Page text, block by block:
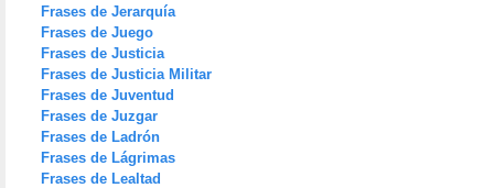
Frases de Jerarquía
Frases de Juego
Frases de Justicia
Frases de Justicia Militar
Frases de Juventud
Frases de Juzgar
Frases de Ladrón
Frases de Lágrimas
Frases de Lealtad